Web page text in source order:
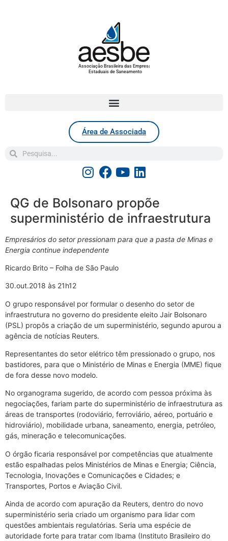
Associação Brasileira das Empresas
Estaduais de Saneamento
Área de Associada
QG de Bolsonaro propõe
superministério de infraestrutura
Empresários do setor pressionam para que a pasta de Minas e
Energia continue independente
Ricardo Brito – Folha de São Paulo
30.out.2018 às 21h12
O grupo responsável por formular o desenho do setor de
infraestrutura no governo do presidente eleito Jair Bolsonaro
(PSL) propôs a criação de um superministério, segundo apurou a
agência de notícias Reuters.
Representantes do setor elétrico têm pressionado o grupo, nos
bastidores, para que o Ministério de Minas e Energia (MME) fique
de fora desse novo modelo.
No organograma sugerido, de acordo com pessoa próxima às
negociações, fariam parte do superministério de infraestrutura as
áreas de transportes (rodoviário, ferroviário, aéreo, portuário e
hidroviário), mobilidade urbana, saneamento, energia, petróleo,
gás, mineração e telecomunicações.
O órgão ficaria responsável por competências que atualmente
estão espalhadas pelos Ministérios de Minas e Energia; Ciência,
Tecnologia, Inovações e Comunicações e Cidades; e
Transportes, Portos e Aviação Civil.
Ainda de acordo com apuração da Reuters, dentro do novo
superministério seria criado um organismo para lidar com
questões ambientais regulatórias. Seria uma espécie de
autoridade forte para tratar com Ibama (Instituto Brasileiro do